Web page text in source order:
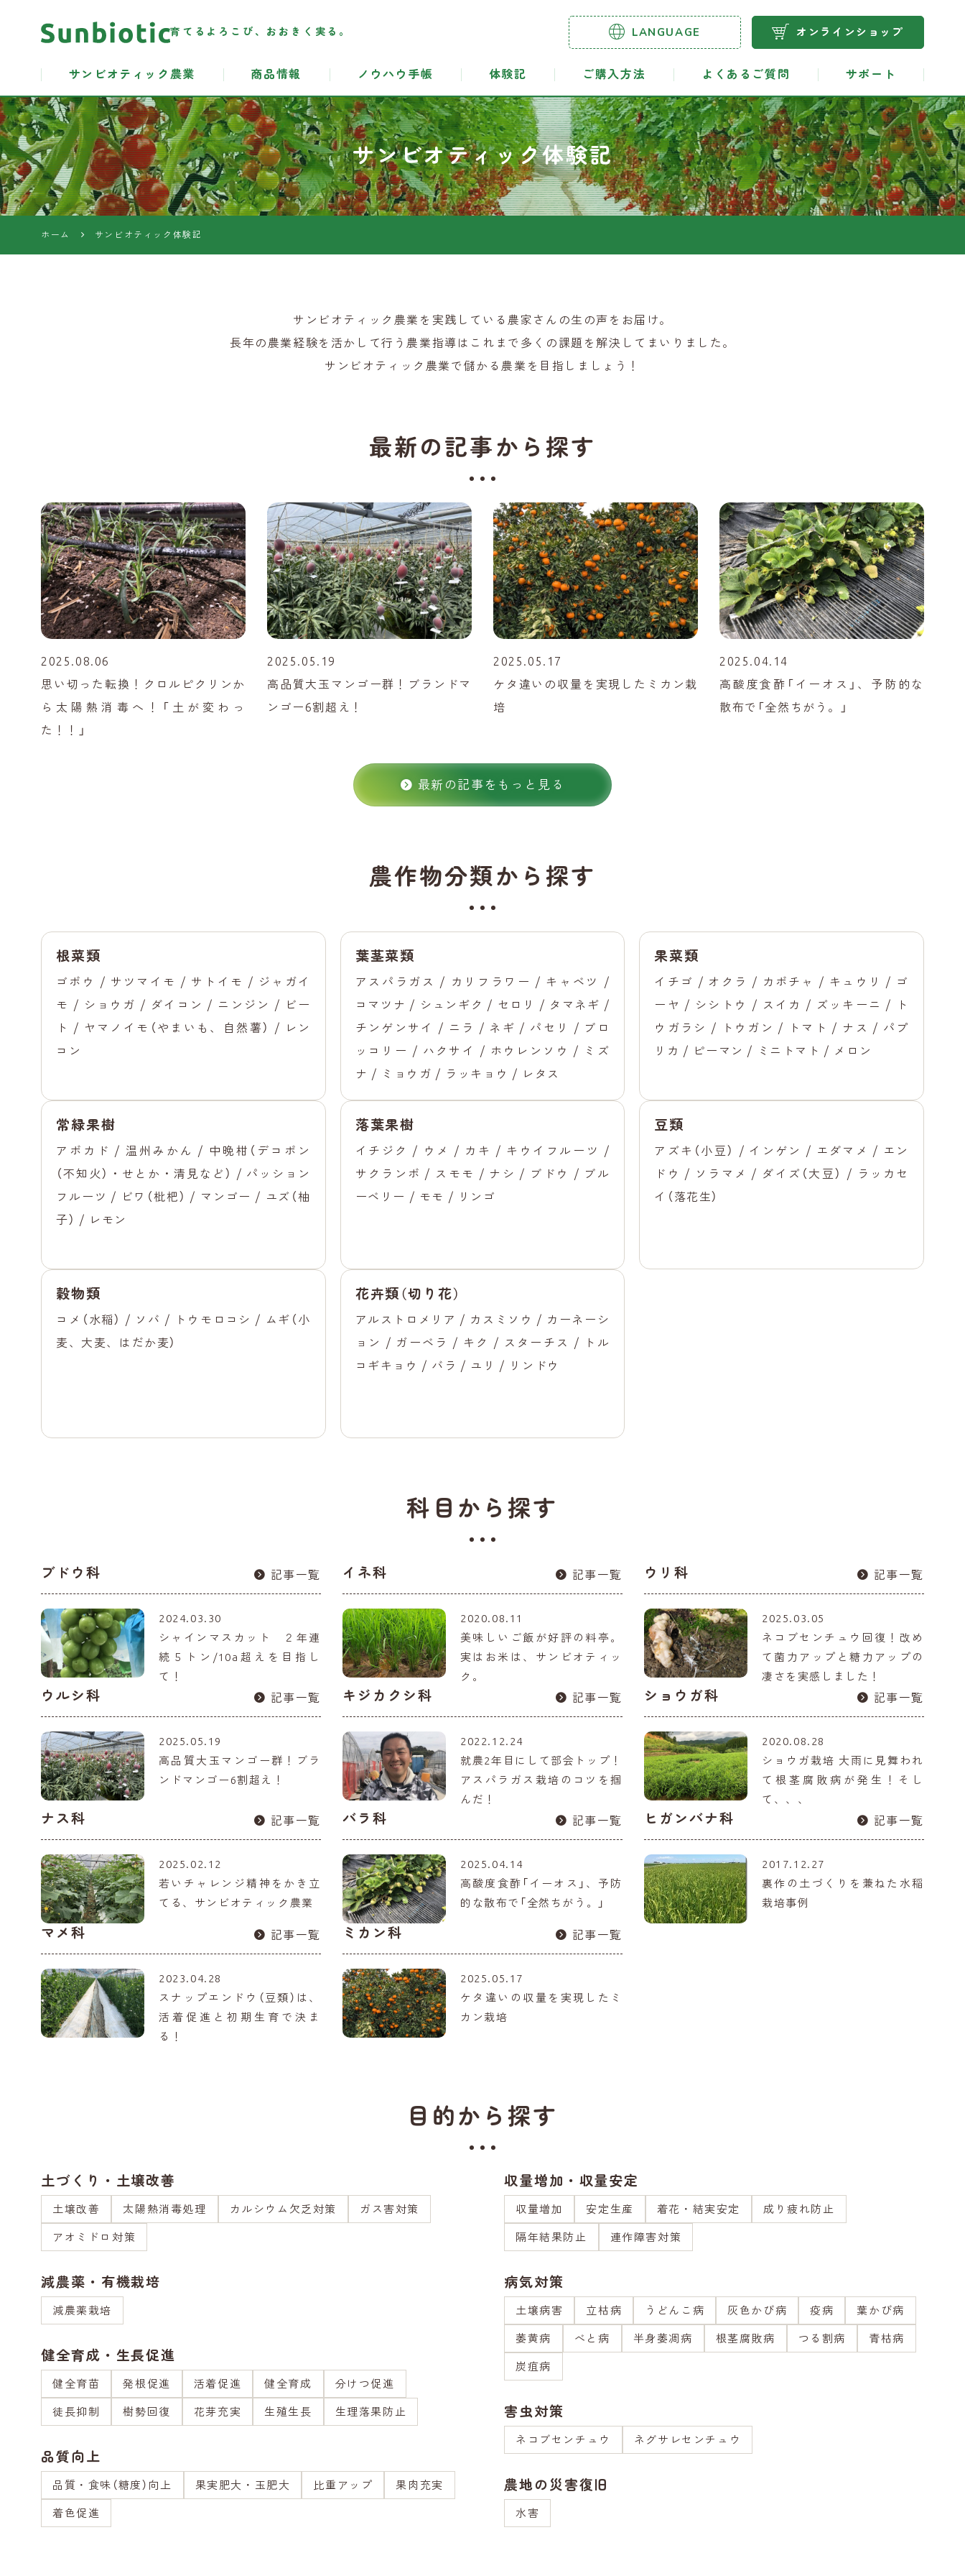
サンビオテ
ィック農業
資材
育てるよろこび、おおきく実る。 LANGUAGE オンラインショップ
サンビオティック農業 商品情報 ノウハウ手帳 体験記 ご購入方法 よくあるご質問 サポート
サンビオティック体験記
ホーム サンビオティック体験記
サンビオティック農業を実践している農家さんの生の声をお届け。
長年の農業経験を活かして行う農業指導はこれまで多くの課題を解決してまいりました。
サンビオティック農業で儲かる農業を目指しましょう！
最新の記事から探す
2025.08.06
思い切った転換！クロルピクリンか
ら太陽熱消毒へ！「土が変わっ
た！！」
2025.05.19
高品質大玉マンゴー群！ブランドマ
ンゴー6割超え！
2025.05.17
ケタ違いの収量を実現したミカン栽
培
2025.04.14
高酸度食酢「イーオス」、予防的な
散布で「全然ちがう。」
最新の記事をもっと見る
農作物分類から探す
根菜類
ゴボウ / サツマイモ / サトイモ / ジャガイ
モ / ショウガ / ダイコン / ニンジン / ビー
ト / ヤマノイモ（やまいも、自然薯） / レン
コン
葉茎菜類
アスパラガス / カリフラワー / キャベツ /
コマツナ / シュンギク / セロリ / タマネギ /
チンゲンサイ / ニラ / ネギ / パセリ / ブロ
ッコリー / ハクサイ / ホウレンソウ / ミズ
ナ / ミョウガ / ラッキョウ / レタス
果菜類
イチゴ / オクラ / カボチャ / キュウリ / ゴ
ーヤ / シシトウ / スイカ / ズッキーニ / ト
ウガラシ / トウガン / トマト / ナス / パプ
リカ / ピーマン / ミニトマト / メロン
常緑果樹
アボカド / 温州みかん / 中晩柑（デコポン
（不知火）・せとか・清見など） / パッション
フルーツ / ビワ（枇杷） / マンゴー / ユズ（柚
子） / レモン
落葉果樹
イチジク / ウメ / カキ / キウイフルーツ /
サクランボ / スモモ / ナシ / ブドウ / ブル
ーベリー / モモ / リンゴ
豆類
アズキ（小豆） / インゲン / エダマメ / エン
ドウ / ソラマメ / ダイズ（大豆） / ラッカセ
イ（落花生）
穀物類
コメ（水稲） / ソバ / トウモロコシ / ムギ（小
麦、大麦、はだか麦）
花卉類（切り花）
アルストロメリア / カスミソウ / カーネーシ
ョン / ガーベラ / キク / スターチス / トル
コギキョウ / バラ / ユリ / リンドウ
科目から探す
ブドウ科 記事一覧
2024.03.30
シャインマスカット ２年連
続５トン/10a超えを目指し
て！
イネ科 記事一覧
2020.08.11
美味しいご飯が好評の料亭。
実はお米は、サンビオティッ
ク。
ウリ科 記事一覧
2025.03.05
ネコブセンチュウ回復！改め
て菌力アップと糖力アップの
凄さを実感しました！
ウルシ科 記事一覧
2025.05.19
高品質大玉マンゴー群！ブラ
ンドマンゴー6割超え！
キジカクシ科 記事一覧
2022.12.24
就農2年目にして部会トップ！
アスパラガス栽培のコツを掴
んだ！
ショウガ科 記事一覧
2020.08.28
ショウガ栽培 大雨に見舞われ
て根茎腐敗病が発生！そし
て、、、
ナス科 記事一覧
2025.02.12
若いチャレンジ精神をかき立
てる、サンビオティック農業
バラ科 記事一覧
2025.04.14
高酸度食酢「イーオス」、予防
的な散布で「全然ちがう。」
ヒガンバナ科 記事一覧
2017.12.27
裏作の土づくりを兼ねた水稲
栽培事例
マメ科 記事一覧
2023.04.28
スナップエンドウ（豆類）は、
活着促進と初期生育で決ま
る！
ミカン科 記事一覧
2025.05.17
ケタ違いの収量を実現したミ
カン栽培
目的から探す
土づくり・土壌改善
土壌改善 太陽熱消毒処理 カルシウム欠乏対策 ガス害対策
アオミドロ対策
減農薬・有機栽培
減農薬栽培
健全育成・生長促進
健全育苗 発根促進 活着促進 健全育成 分けつ促進
徒長抑制 樹勢回復 花芽充実 生殖生長 生理落果防止
品質向上
品質・食味（糖度）向上 果実肥大・玉肥大 比重アップ 果肉充実
着色促進
収量増加・収量安定
収量増加 安定生産 着花・結実安定 成り疲れ防止
隔年結果防止 連作障害対策
病気対策
土壌病害 立枯病 うどんこ病 灰色かび病 疫病 葉かび病
萎黄病 べと病 半身萎凋病 根茎腐敗病 つる割病 青枯病
炭疽病
害虫対策
ネコブセンチュウ ネグサレセンチュウ
農地の災害復旧
水害